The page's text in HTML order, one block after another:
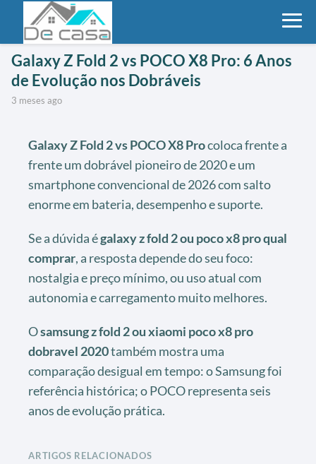
Galaxy Z Fold 2 vs POCO X8 Pro: 6 Anos
de Evolução nos Dobráveis
3 meses ago
Galaxy Z Fold 2 vs POCO X8 Procoloca frente a
frente um dobrável pioneiro de 2020 e um
smartphone convencional de 2026 com salto
enorme em bateria, desempenho e suporte.
Se a dúvida égalaxy z fold 2 ou poco x8 pro qual
comprar, a resposta depende do seu foco:
nostalgia e preço mínimo, ou uso atual com
autonomia e carregamento muito melhores.
Osamsung z fold 2 ou xiaomi poco x8 pro
dobravel 2020também mostra uma
comparação desigual em tempo: o Samsung foi
referência histórica; o POCO representa seis
anos de evolução prática.
ARTIGOS RELACIONADOS